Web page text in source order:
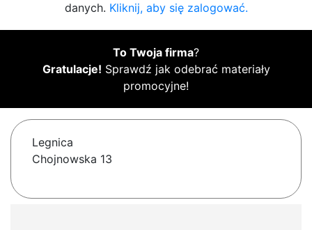
danych. Kliknij, aby się zalogować.
To Twoja firma?
Gratulacje! Sprawdź jak odebrać materiały
promocyjne!
Legnica
Chojnowska 13